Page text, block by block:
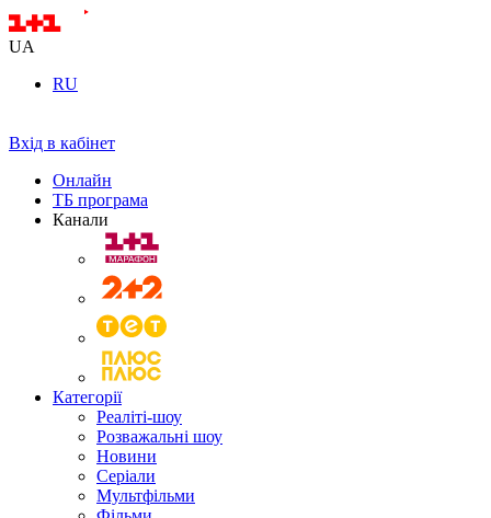
UA
RU
Вхід в кабінет
Онлайн
ТБ програма
Канали
Категорії
Реаліті-шоу
Розважальні шоу
Новини
Серіали
Мультфільми